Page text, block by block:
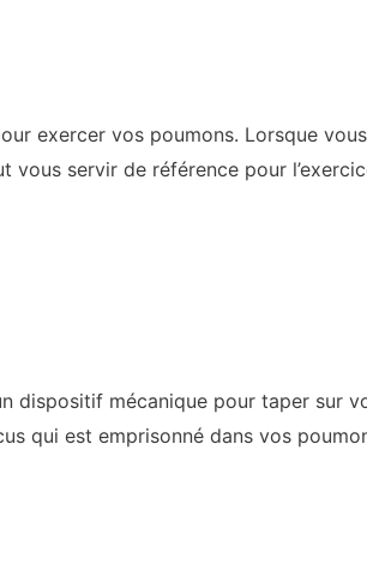
exercer vos poumons. Lorsque
vous servir de référence pour
dispositif mécanique pour taper sur
qui est emprisonné dans vos